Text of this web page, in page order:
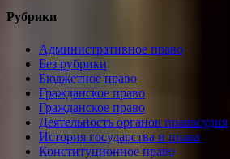
Рубрики
Административное право
Без рубрики
Бюджетное право
Гражданское право
Гражданское право
Деятельность органов правосудия
История государства и права
Конституционное право